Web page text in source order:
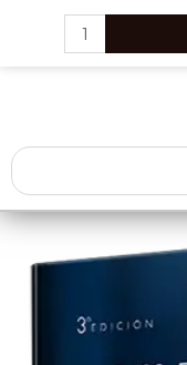
Search
Farmacología
y
prescripción